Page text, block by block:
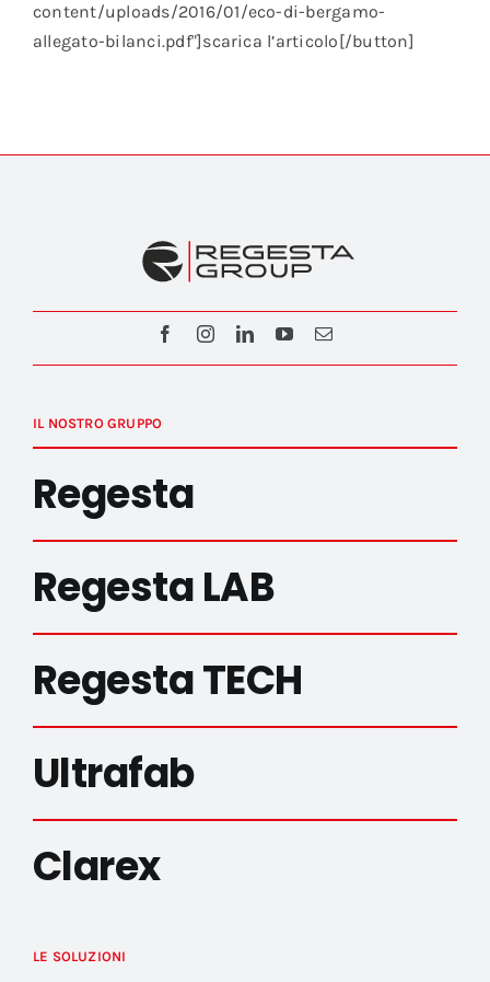
content/uploads/2016/01/eco-di-bergamo-
allegato-bilanci.pdf"]scarica l’articolo[/button]
IL NOSTRO GRUPPO
Regesta
Regesta LAB
Regesta TECH
Ultrafab
Clarex
LE SOLUZIONI